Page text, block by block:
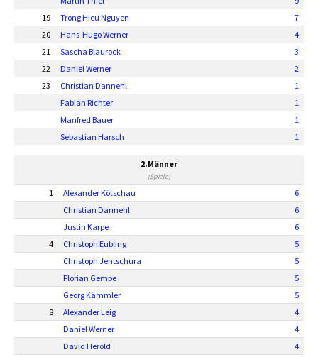
19
Trong Hieu Nguyen
7
20
Hans-Hugo Werner
4
21
Sascha Blaurock
3
22
Daniel Werner
2
23
Christian Dannehl
1
Fabian Richter
1
Manfred Bauer
1
Sebastian Harsch
1
2.Männer
(Spiele)
1 Alexander Kötschau
6
Christian Dannehl
6
Justin Karpe
6
4
Christoph Eubling
5
Christoph Jentschura
5
Florian Gempe
5
Georg Kämmler
5
8
Alexander Leig
4
Daniel Werner
4
David Herold
4